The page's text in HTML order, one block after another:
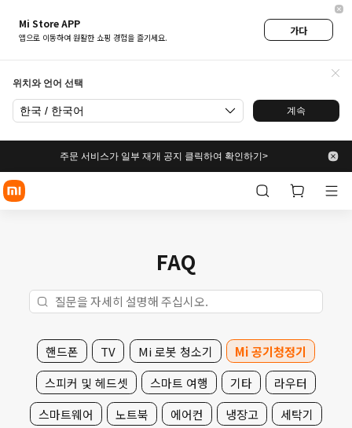
Mi Store APP
앱으로 이동하여 원활한 쇼핑 경험을 즐기세요.
가다
위치와 언어 선택
한국 / 한국어 계속
주문 서비스가 일부 재개 공지 클릭하여 확인하기>
FAQ
핸드폰 TV Mi 로봇 청소기
Mi 공기청정기
스피커 및 헤드셋
스마트 여행 기타
라우터
스마트웨어
노트북 에어컨 냉장고 세탁기